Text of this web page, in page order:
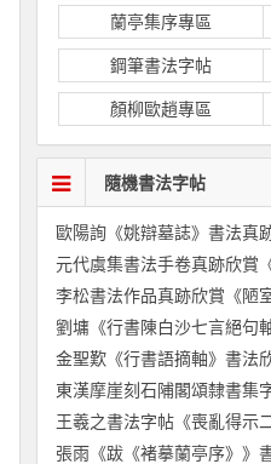
蘭亭集序專區
鋼筆書法字帖
顏柳歐趙專區
隨機書法字帖
歐陽詢《姚辯墓誌》書法真
李松書法作品真跡欣賞《陋
劉墉《行書陳白沙七言絕句
金聖歎《行書語摘軸》書法
東漢摩崖刻石陠閣頌隸書集
王羲之書法字帖《喪亂得示
張雨《跋《褚摹蘭亭序》》